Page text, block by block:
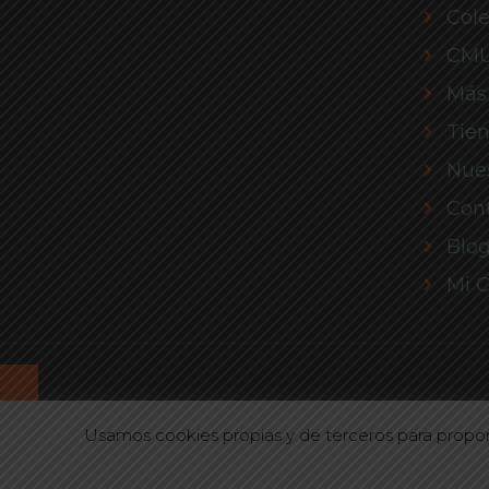
Blog
Mi
Usamos cookies propias y de terceros para